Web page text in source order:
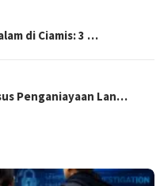
di Ciamis: 3 …
Penganiayaan Lan…